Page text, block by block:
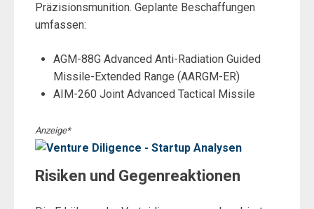
Präzisionsmunition. Geplante Beschaffungen
umfassen:
AGM-88G Advanced Anti-Radiation Guided
Missile-Extended Range (AARGM-ER)
AIM-260 Joint Advanced Tactical Missile
Anzeige*
Risiken und Gegenreaktionen